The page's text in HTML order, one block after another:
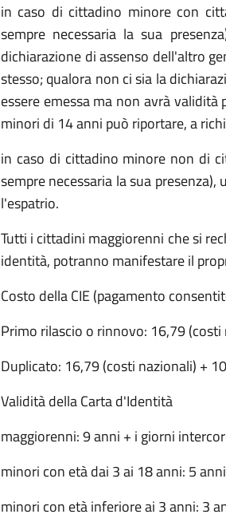
in caso di cittadino minore con
sempre necessaria la sua
dichiarazione di assenso dell'altro
stesso; qualora non ci sia la
essere emessa ma non avrà
minori di 14 anni può riportare, a
in caso di cittadino minore non di
sempre necessaria la sua
l'espatrio.
Tutti i cittadini maggiorenni che si
identità, potranno manifestare il
Costo della CIE (pagamento
Primo rilascio o rinnovo: 16,79
Duplicato: 16,79 (costi nazionali) +
Validità della Carta d'Identità
maggiorenni: 9 anni + i giorni
minori con età dai 3 ai 18 anni: 5
minori con età inferiore ai 3 anni: 3